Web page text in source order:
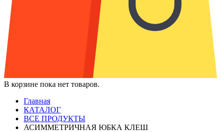
В корзине пока нет товаров.
Главная
КАТАЛОГ
ВСЕ ПРОДУКТЫ
АСИММЕТРИЧНАЯ ЮБКА КЛЕШ